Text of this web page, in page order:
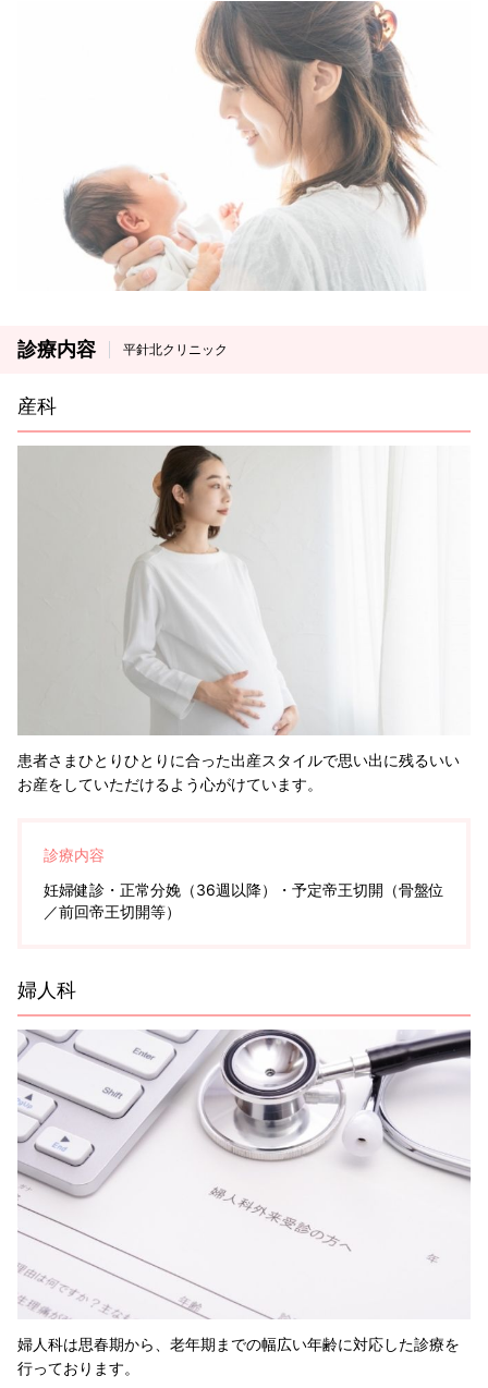
診療内容 平針北クリニック
産科
患者さまひとりひとりに合った出産スタイルで思い出に残るいい
お産をしていただけるよう心がけています。
診療内容
妊婦健診・正常分娩（36週以降）・予定帝王切開（骨盤位
／前回帝王切開等）
婦人科
婦人科は思春期から、老年期までの幅広い年齢に対応した診療を
行っております。